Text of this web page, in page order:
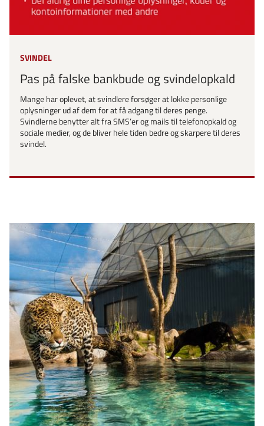
SVINDEL
Pas på falske bankbude og svindelopkald
Mange har oplevet, at svindlere forsøger at lokke personlige
oplysninger ud af dem for at få adgang til deres penge.
Svindlerne benytter alt fra SMS’er og mails til telefonopkald og
sociale medier, og de bliver hele tiden bedre og skarpere til deres
svindel.